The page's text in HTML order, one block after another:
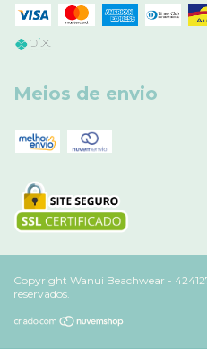
Meios de envio
Copyright Wanui Beachwear -
reservados.